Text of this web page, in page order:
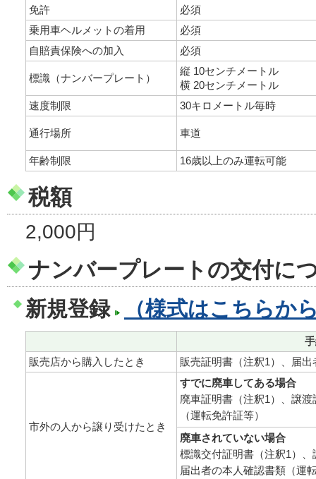
免許
必須
乗用車ヘルメットの着用
必須
自賠責保険への加入
必須
標識（ナンバープレート）
縦 10センチメートル
横 20センチメートル
速度制限
30キロメートル毎時
通行場所 車道
年齢制限 16歳以上のみ運転可能
税額
2,000円
ナンバープレートの交付に
新規登録 （様式はこちらか
販売店から購入したとき
販売証明書（注釈1）、届
市外の人から譲り受けたとき
すでに廃車してある場合
廃車証明書（注釈1）、譲
（運転免許証等）
廃車されていない場合
標識交付証明書（注釈1）
届出者の本人確認書類（運